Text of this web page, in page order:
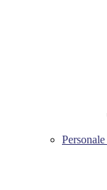
Personale